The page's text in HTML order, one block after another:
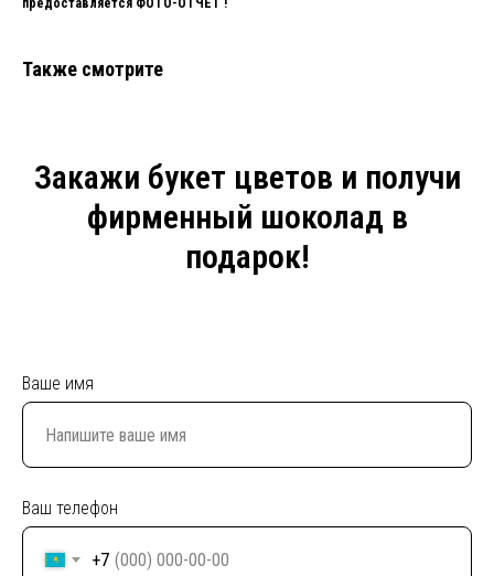
предоставляется ФОТО-ОТЧЕТ !
Также смотрите
Закажи букет цветов и получи
фирменный шоколад в
подарок!
Ваше имя
Ваш телефон
+7